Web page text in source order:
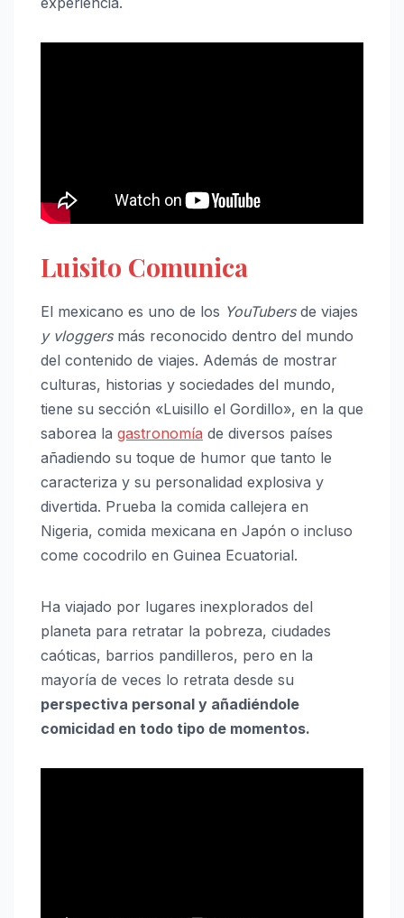
Luisito Comunica
El mexicano es uno de los YouTubers de viajes
y vloggersmás reconocido dentro del mundo
del contenido de viajes. Además de mostrar
culturas, historias y sociedades del mundo,
tiene su sección «Luisillo el Gordillo», en la que
saborea la gastronomía de diversos países
añadiendo su toque de humor que tanto le
caracteriza y su personalidad explosiva y
divertida. Prueba la comida callejera en
Nigeria, comida mexicana en Japón o incluso
come cocodrilo en Guinea Ecuatorial.
Ha viajado por lugares inexplorados del
planeta para retratar la pobreza, ciudades
caóticas, barrios pandilleros, pero en la
mayoría de veces lo retrata desde su
perspectiva personal y añadiéndole
comicidad en todo tipo de momentos.